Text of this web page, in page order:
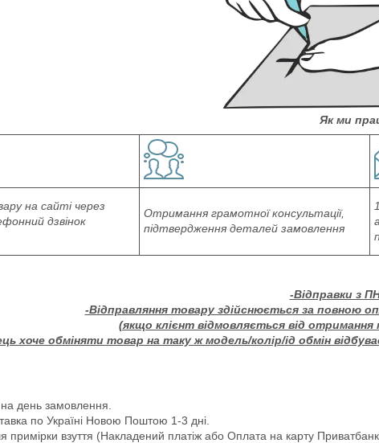
Як ми
на сайті через
дзвінок
Отримання грамотної консультації,
підтвердження деталей замовлення
-Відправки з
-Відправляння товару здійснюється за повною
(якщо клієнт відмовляється від
хоче обміняти товар на таку ж модель/колір/ід обмін
день замовлення.
по Україні Новою Поштою 1-3 дні.
примірки взуття (Накладений платіж або Оплата на карту